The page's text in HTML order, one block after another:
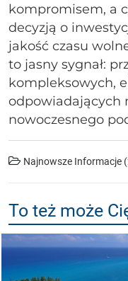
kompromisem, a
decyzją o
jakość czasu
to jasny sygnał:
kompleksowych,
odpowiadających
nowoczesnego
Najnowsze Informacje
To też może